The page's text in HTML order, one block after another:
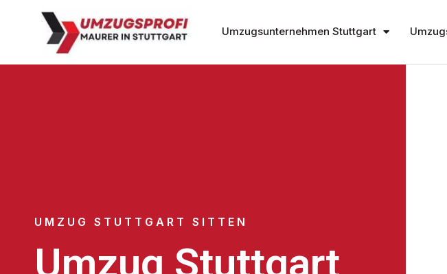
Umzugsunternehmen Stuttgart
UMZUG STUTTGART SITTEN
Umzug Stuttgart